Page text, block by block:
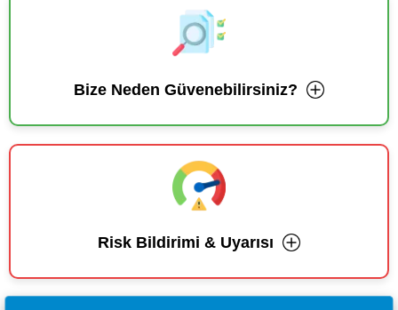
Bize Neden Güvenebilirsiniz?
Risk Bildirimi & Uyarısı